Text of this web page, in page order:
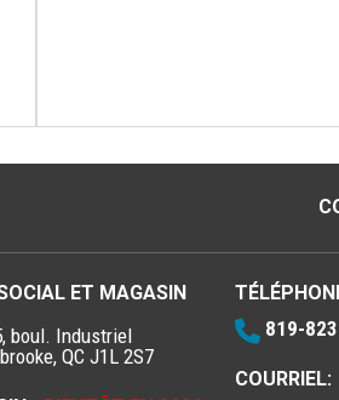
ET MAGASIN
boul. Industriel
QC J1L 2S7
819-
COURRIEL: